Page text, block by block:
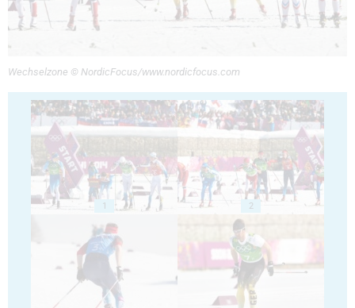
Wechselzone © NordicFocus/www.nordicfocus.com
1 2